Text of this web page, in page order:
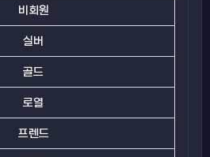
비회원
실버
골드
로열
프렌드